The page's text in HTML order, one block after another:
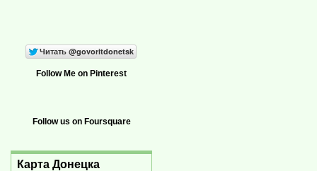
Follow Me on Pinterest
Follow us on Foursquare
Карта Донецка